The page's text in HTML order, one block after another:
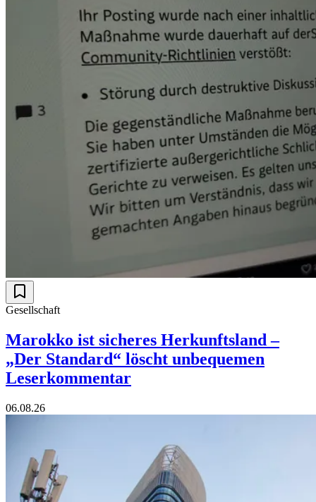
Gesellschaft
Marokko ist sicheres Herkunftsland –
„Der Standard“ löscht unbequemen
Leserkommentar
06.08.26